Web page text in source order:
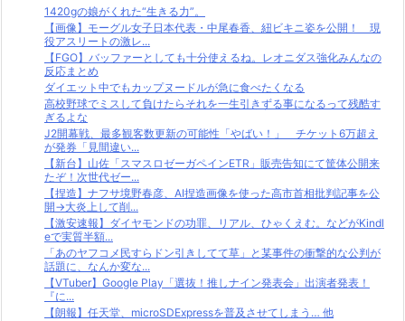
1420gの娘がくれた“生きる力”。
【画像】モーグル女子日本代表・中尾春香、紐ビキニ姿を公開！ 現
役アスリートの激レ...
【FGO】バッファーとしても十分使えるね。レオニダス強化みんなの
反応まとめ
ダイエット中でもカップヌードルが急に食べたくなる
高校野球でミスして負けたらそれを一生引きずる事になるって残酷す
ぎるよな
J2開幕戦、最多観客数更新の可能性「やばい！」 チケット6万超え
が発券「見間違い...
【新台】山佐「スマスロゼーガペインETR」販売告知にて筐体公開来
たぞ！次世代ゼー...
【捏造】ナフサ境野春彦、AI捏造画像を使った高市首相批判記事を公
開→大炎上して削...
【激安速報】ダイヤモンドの功罪、リアル、ひゃくえむ。などがKindl
eで実質半額...
「あのヤフコメ民すらドン引きしてて草」と某事件の衝撃的な公判が
話題に、なんか変な...
【VTuber】Google Play「選抜！推しナイン発表会」出演者発表！
『に...
【朗報】任天堂、microSDExpressを普及させてしまう… 他